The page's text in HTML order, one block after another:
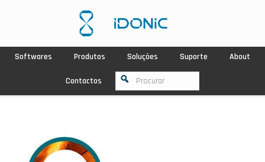
Softwares Produtos Soluções Suporte About
Contactos